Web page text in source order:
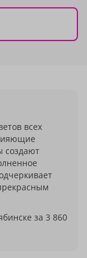
всех
создают
за 3 860